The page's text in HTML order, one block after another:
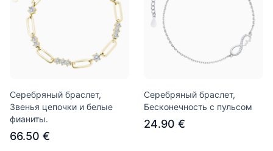
Серебряный браслет,
Звенья цепочки и белые
фианиты.
66.50 €
Серебряный браслет,
Бесконечность с пульсом
24.90 €